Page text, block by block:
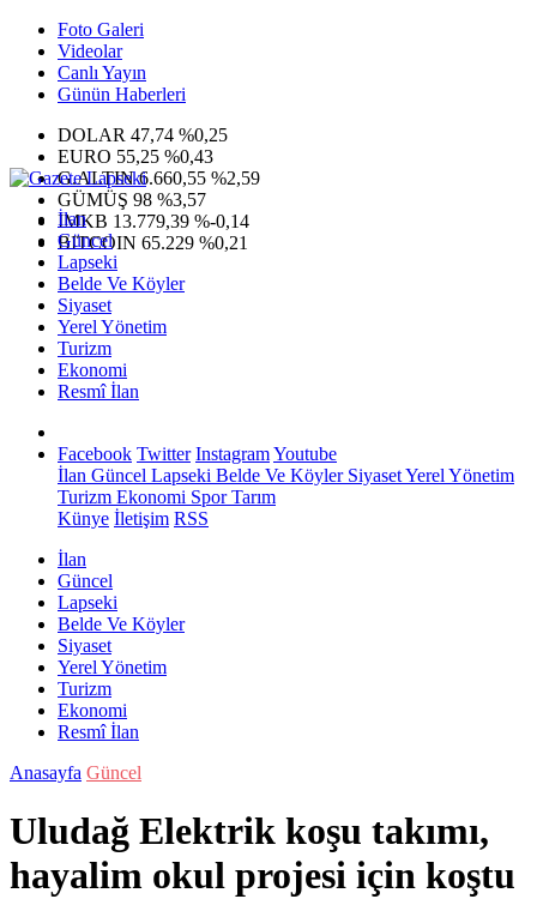
Foto Galeri
Videolar
Canlı Yayın
Günün Haberleri
DOLAR 47,74 %0,25
EURO 55,25 %0,43
G.ALTIN6.660,55 %2,59
GÜMÜŞ 98 %3,57
IMKB 13.779,39 %-0,14
BITCOIN 65.229 %0,21
İlan
Güncel
Lapseki
Belde Ve Köyler
Siyaset
Yerel Yönetim
Turizm
Ekonomi
Resmî İlan
Facebook Twitter InstagramYoutube
İlan Güncel Lapseki Belde Ve KöylerSiyasetYerel Yönetim
Turizm Ekonomi SporTarım
Künye İletişim RSS
İlan
Güncel
Lapseki
Belde Ve Köyler
Siyaset
Yerel Yönetim
Turizm
Ekonomi
Resmî İlan
Anasayfa Güncel
Uludağ Elektrik koşu takımı,
hayalim okul projesi için koştu